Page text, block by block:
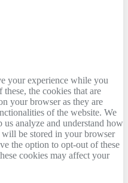
your experience while you
the cookies that are
your browser as they are
of the website. We
analyze and understand how
be stored in your browser
the option to opt-out of these
cookies may affect your